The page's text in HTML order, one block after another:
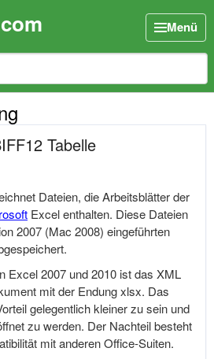
Menü
Tabelle
Dateien, die Arbeitsblätter der
Excel enthalten. Diese Dateien
2007 (Mac 2008) eingeführten
Excel 2007 und 2010 ist das XML
mit der Endung xlsx. Das
gelegentlich kleiner zu sein und
zu werden. Der Nachteil besteht
mit anderen Office-Suiten.